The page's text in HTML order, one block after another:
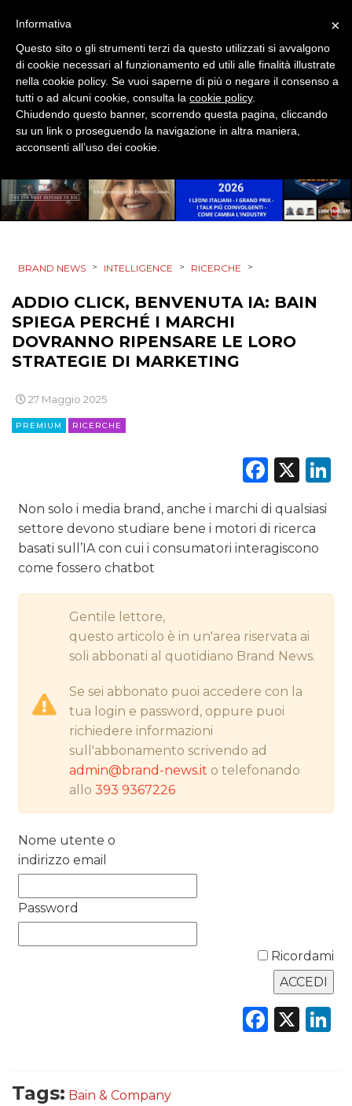
MOBILE
PROMOZIONI
PRODOTTI
PUNTI VENDITA
STRATEGIE
CINEMA
EDITORIA
TV
RICERCHE
PREVISIONI/SCENARI
NORMATIVE
CASE HISTORY
OPINIONI
BRAND NEWS > INTELLIGENCE > RICERCHE >
ADDIO CLICK, BENVENUTA IA: BAIN
SPIEGA PERCHÉ I MARCHI
DOVRANNO RIPENSARE LE LORO
STRATEGIE DI MARKETING
27 Maggio 2025
PREMIUM RICERCHE
X
Non solo i media brand, anche i marchi di qualsiasi
settore devono studiare bene i motori di ricerca
basati sull’IA con cui i consumatori interagiscono
come fossero chatbot
Gentile lettore,
questo articolo è in un'area riservata ai
soli abbonati al quotidiano Brand News.
Se sei abbonato puoi accedere con la
tua login e password, oppure puoi
richiedere informazioni
sull'abbonamento scrivendo ad
admin@brand-news.it o telefonando
allo393 9367226
Nome utente o
indirizzo email
Password
Ricordami
X
Tags: Bain & Company
×
Informativa
Questo sito o gli strumenti terzi da questo utilizzati si avvalgono
di cookie necessari al funzionamento ed utili alle finalità illustrate
nella cookie policy. Se vuoi saperne di più o negare il consenso a
tutti o ad alcuni cookie, consulta la cookie policy.
Chiudendo questo banner, scorrendo questa pagina, cliccando
su un link o proseguendo la navigazione in altra maniera,
acconsenti all’uso dei cookie.